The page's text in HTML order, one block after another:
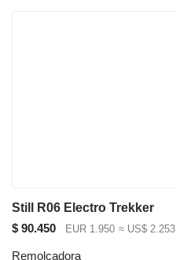
Still R06 Electro Trekker
$ 90.450
EUR 1.950 ≈ US$ 2.253
Remolcadora